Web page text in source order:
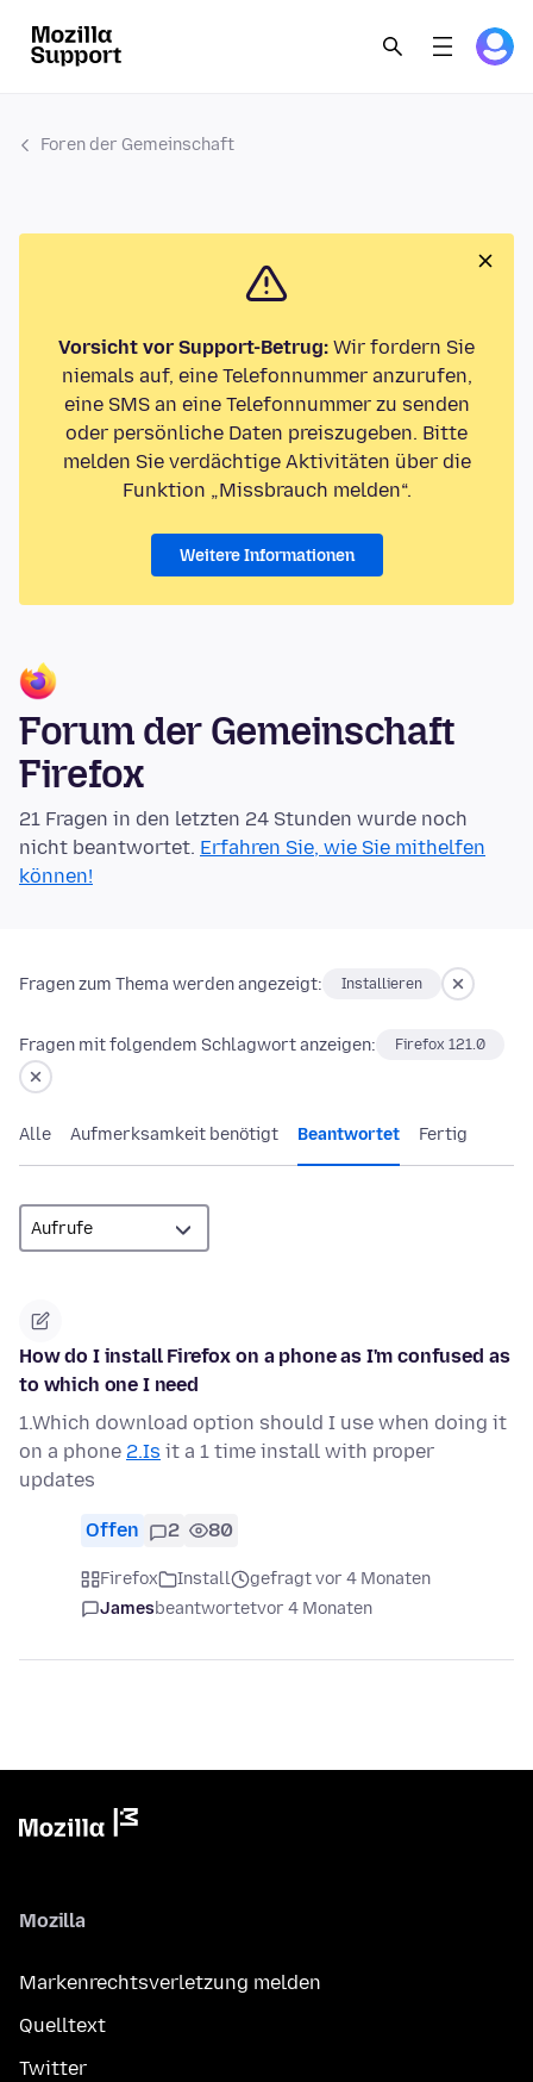
Foren der Gemeinschaft
Vorsicht vor Support-Betrug: Wir fordern Sie
niemals auf, eine Telefonnummer anzurufen,
eine SMS an eine Telefonnummer zu senden
oder persönliche Daten preiszugeben. Bitte
melden Sie verdächtige Aktivitäten über die
Funktion „Missbrauch melden“.
Weitere Informationen
Forum der Gemeinschaft
Firefox
21 Fragen in den letzten 24 Stunden wurde noch
nicht beantwortet. Erfahren Sie, wie Sie mithelfen
können!
Fragen zum Thema werden angezeigt: Installieren
Fragen mit folgendem Schlagwort anzeigen: Firefox 121.0
Alle Aufmerksamkeit benötigt Beantwortet Fertig
How do I install Firefox on a phone as I'm confused as
to which one I need
1.Which download option should I use when doing it
on a phone 2.Is it a 1 time install with proper
updates
Offen 2 80
Firefox Install
gefragt vor 4 Monaten
Jamesbeantwortetvor 4 Monaten
Mozilla
Markenrechtsverletzung melden
Quelltext
Twitter